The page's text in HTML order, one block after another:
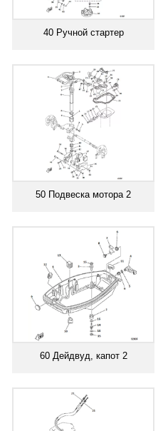
40 Ручной стартер
50 Подвеска мотора 2
60 Дейдвуд, капот 2